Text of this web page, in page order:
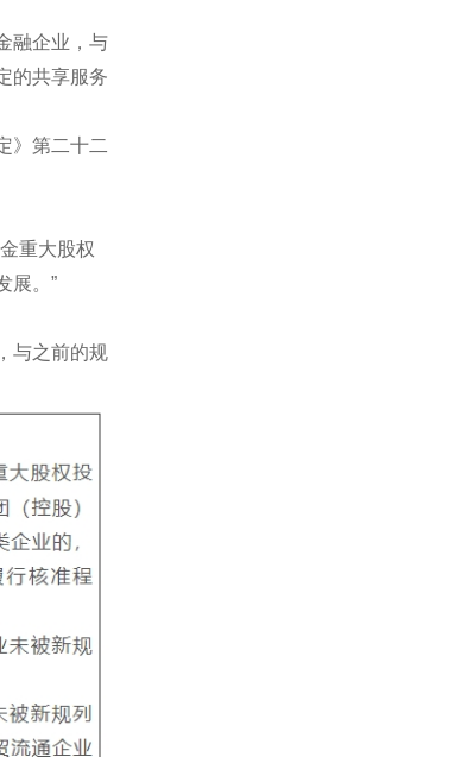
融企业，与
的共享服务
》第二十二
重大股权
展。”
与之前的规